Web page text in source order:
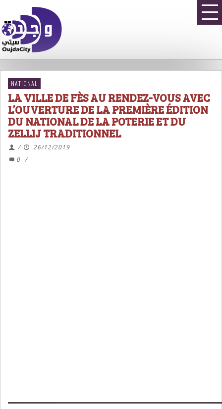
NATIONAL
LA VILLE DE FÈS AU RENDEZ-VOUS AVEC
L’OUVERTURE DE LA PREMIÈRE ÉDITION
DU NATIONAL DE LA POTERIE ET DU
ZELLIJ TRADITIONNEL
/
26/12/2019
0
/